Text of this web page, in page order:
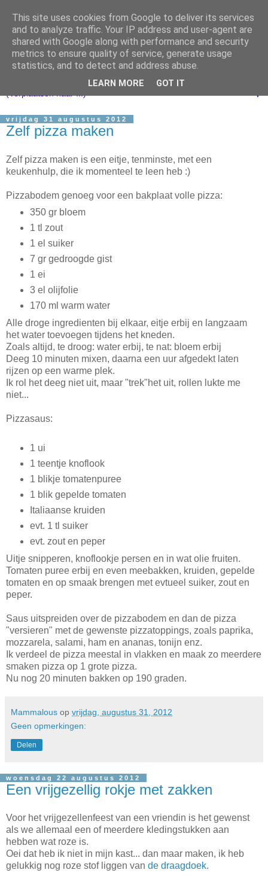
▼
vrijdag 31 augustus 2012
Zelf pizza maken
Zelf pizza maken is een eitje, tenminste, met een
keukenhulp, die ik momenteel te leen heb :)
Pizzabodem genoeg voor een bakplaat volle pizza:
350 gr bloem
1 tl zout
1 el suiker
7 gr gedroogde gist
1 ei
3 el olijfolie
170 ml warm water
Alle droge ingredienten bij elkaar, eitje erbij en langzaam
het water toevoegen tijdens het kneden.
Zoals altijd, te droog: water erbij, te nat: bloem erbij
Deeg 10 minuten mixen, daarna een uur afgedekt laten
rijzen op een warme plek.
Ik rol het deeg niet uit, maar "trek"het uit, rollen lukte me
niet...
Pizzasaus:
1 ui
1 teentje knoflook
1 blikje tomatenpuree
1 blik gepelde tomaten
Italiaanse kruiden
evt. 1 tl suiker
evt. zout en peper
Uitje snipperen, knoflookje persen en in wat olie fruiten.
Tomaten puree erbij en even meebakken, kruiden, gepelde
tomaten en op smaak brengen met evtueel suiker, zout en
peper.
Saus uitspreiden over de pizzabodem en dan de pizza
"versieren" met de gewenste pizzatoppings, zoals paprika,
mozzarela, salami, ham en ananas, tonijn enz.
Ik verdeel de pizza meestal in vlakken en maak zo meerdere
smaken pizza op 1 grote pizza.
Nu nog 20 minuten bakken op 190 graden.
Mammalous op vrijdag, augustus 31, 2012
Geen opmerkingen:
Delen
woensdag 22 augustus 2012
Een vrijgezellig rokje met zakken
Voor het vrijgezellenfeest van een vriendin is het gewenst
als we allemaal een of meerdere kledingstukken aan
hebben wat roze is.
Oei dat heb ik niet in mijn kast... dan maar maken, ik heb
gelukkig nog roze stof liggen van de draagdoek.
This site uses cookies from Google to deliver its services
and to analyze traffic. Your IP address and user-agent are
shared with Google along with performance and security
metrics to ensure quality of service, generate usage
statistics, and to detect and address abuse.
LEARN MORE GOT IT